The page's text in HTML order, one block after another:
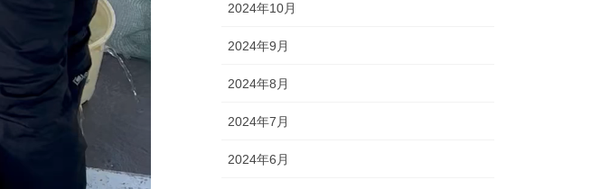
2024年10月
2024年9月
2024年8月
2024年7月
2024年6月